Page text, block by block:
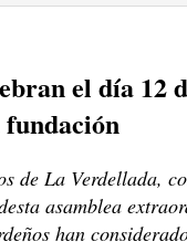
el día 12
de La Verdellada,
asamblea
han